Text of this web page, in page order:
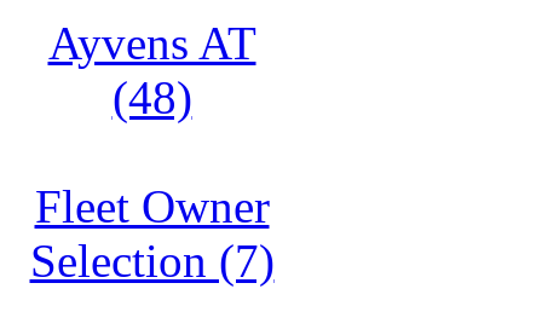
Ayvens AT
(48)
Fleet Owner
Selection (7)